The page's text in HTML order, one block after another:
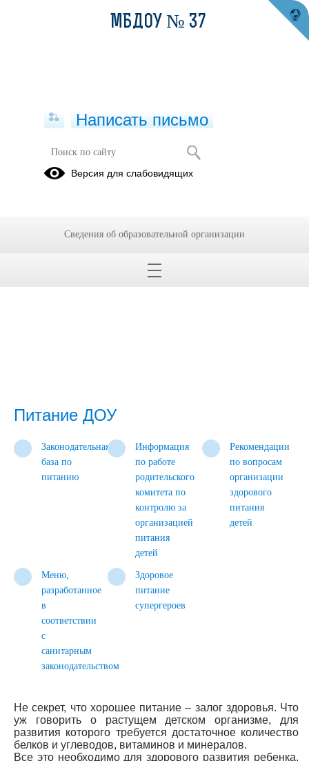
Питание ДОУ
Законодательная
база по
питанию
Информация
по работе
родительского
комитета по
контролю за
организацией
питания
детей
Рекомендации
по вопросам
организации
здорового
питания
детей
Меню,
разработанное
в
соответствии
с
санитарным
законодательством
Здоровое
питание
супергероев
Не секрет, что хорошее питание – залог здоровья. Что
уж говорить о растущем детском организме, для
развития которого требуется достаточное количество
белков и углеводов, витаминов и минералов.
Все это необходимо для здорового развития ребенка,
МБДОУ № 37
Написать письмо
Версия для слабовидящих
Сведения об образовательной организации